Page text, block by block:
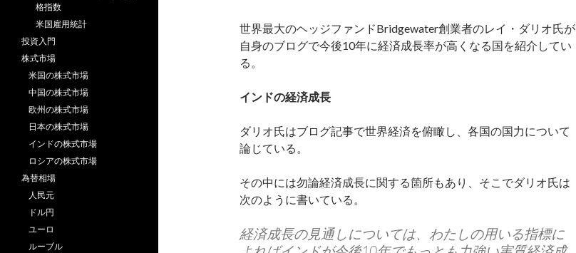
世界最大のヘッジファンドBridgewater創業者のレイ・ダリオ氏が
自身のブログで今後10年に経済成長率が高くなる国を紹介してい
る。
インドの経済成長
ダリオ氏はブログ記事で世界経済を俯瞰し、各国の国力について
論じている。
その中には勿論経済成長に関する箇所もあり、そこでダリオ氏は
次のように書いている。
経済成長の見通しについては、わたしの用いる指標に
格指数
米国雇用統計
投資入門
株式市場
米国の株式市場
中国の株式市場
欧州の株式市場
日本の株式市場
インドの株式市場
ロシアの株式市場
為替相場
人民元
ドル円
ユーロ
ルーブル